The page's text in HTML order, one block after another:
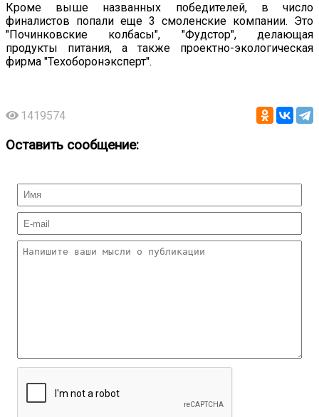
Кроме выше названных победителей, в число
финалистов попали еще 3 смоленские компании. Это
"Починковские колбасы", "Фудстор", делающая
продукты питания, а также проектно-экологическая
фирма "Техоборонэксперт".
1419574
Оставить сообщение: